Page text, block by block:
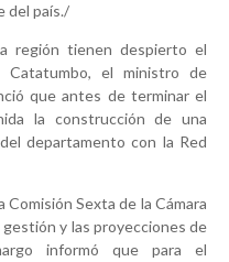
del país./
región tienen despierto el
el ministro de
que antes de terminar el
la construcción de una
departamento con la Red
Sexta de la Cámara
y las proyecciones de
informó que para el